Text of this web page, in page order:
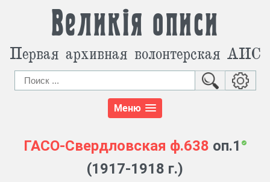
Великія описи
Первая архивная волонтерская АИС
Меню
ГАСО-Свердловская ф.638 оп.1
(1917-1918 г.)